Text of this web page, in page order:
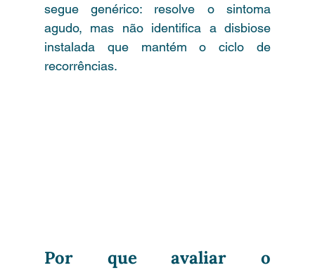
segue genérico: resolve o sintoma
agudo, mas não identifica a disbiose
instalada que mantém o ciclo de
recorrências.
Por que avaliar o